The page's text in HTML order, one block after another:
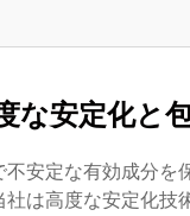
な安定化と
不安定な有効成分を
社は高度な安定化技